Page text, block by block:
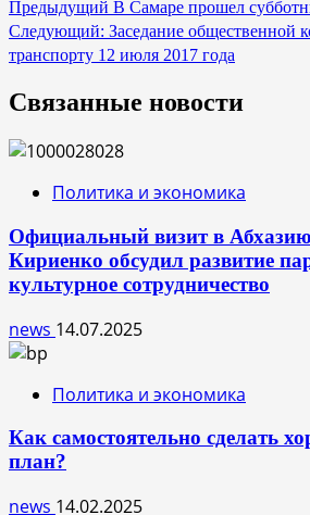
Навигация
по
записям
Предыдущий В Самаре прошел
Следующий: Заседание общественной
транспорту 12 июля 2017 года
Связанные новости
Политика и экономика
Официальный визит в
Кириенко обсудил развитие
культурное сотрудничество
news 14.07.2025
Политика и экономика
Как самостоятельно сделать
план?
news 14.02.2025